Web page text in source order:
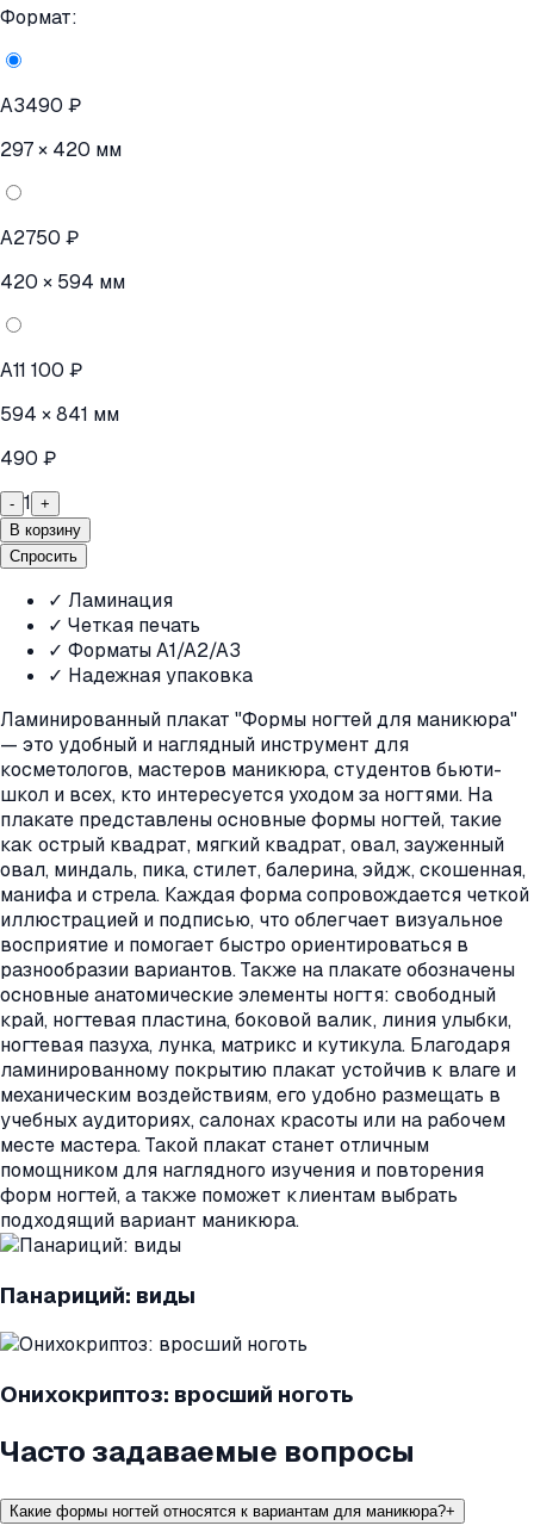
Формат:
A3490 ₽
297 × 420 мм
A2750 ₽
420 × 594 мм
A11 100 ₽
594 × 841 мм
490 ₽
- 1 +
В корзину
Спросить
✓ Ламинация
✓ Четкая печать
✓ Форматы A1/A2/A3
✓ Надежная упаковка
Ламинированный плакат "Формы ногтей для маникюра"
— это удобный и наглядный инструмент для
косметологов, мастеров маникюра, студентов бьюти-
школ и всех, кто интересуется уходом за ногтями. На
плакате представлены основные формы ногтей, такие
как острый квадрат, мягкий квадрат, овал, зауженный
овал, миндаль, пика, стилет, балерина, эйдж, скошенная,
манифа и стрела. Каждая форма сопровождается четкой
иллюстрацией и подписью, что облегчает визуальное
восприятие и помогает быстро ориентироваться в
разнообразии вариантов. Также на плакате обозначены
основные анатомические элементы ногтя: свободный
край, ногтевая пластина, боковой валик, линия улыбки,
ногтевая пазуха, лунка, матрикс и кутикула. Благодаря
ламинированному покрытию плакат устойчив к влаге и
механическим воздействиям, его удобно размещать в
учебных аудиториях, салонах красоты или на рабочем
месте мастера. Такой плакат станет отличным
помощником для наглядного изучения и повторения
форм ногтей, а также поможет клиентам выбрать
подходящий вариант маникюра.
Панариций: виды
Онихокриптоз: вросший ноготь
Часто задаваемые вопросы
Какие формы ногтей относятся к вариантам для маникюра?+